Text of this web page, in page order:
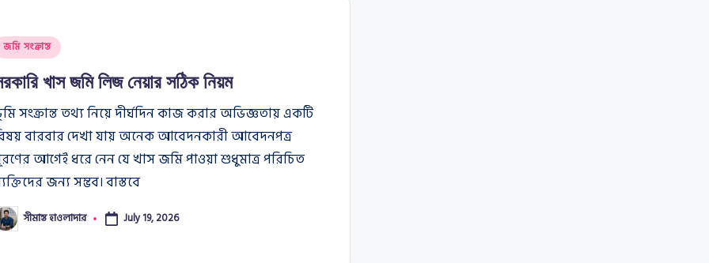
জমি সংক্রান্ত
খাস জমি লিজ নেয়ার সঠিক নিয়ম
সংক্রান্ত তথ্য নিয়ে দীর্ঘদিন কাজ করার অভিজ্ঞতায় একটি
বারবার দেখা যায় অনেক আবেদনকারী আবেদনপত্র
আগেই ধরে নেন যে খাস জমি পাওয়া শুধুমাত্র পরিচিত
জন্য সম্ভব। বাস্তবে
সীমান্ত হাওলাদার July 19, 2026